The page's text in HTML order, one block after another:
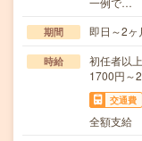
期間 即日～2ヶ
時給
初任者以
1700円～
交通費
全額支給